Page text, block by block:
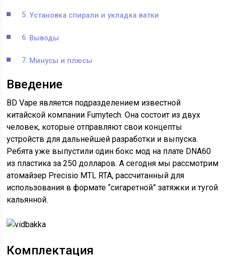
Установка спирали и укладка ватки
Выводы
Минусы и плюсы
Введение
BD Vape является подразделением известной
китайской компании Fumytech. Она состоит из двух
человек, которые отправляют свои концепты
устройств для дальнейшей разработки и выпуска.
Ребята уже выпустили один бокс мод на плате DNA60
из пластика за 250 долларов. А сегодня мы рассмотрим
атомайзер Precisio MTL RTA, рассчитанный для
использования в формате “сигаретной” затяжки и тугой
кальянной.
Комплектация